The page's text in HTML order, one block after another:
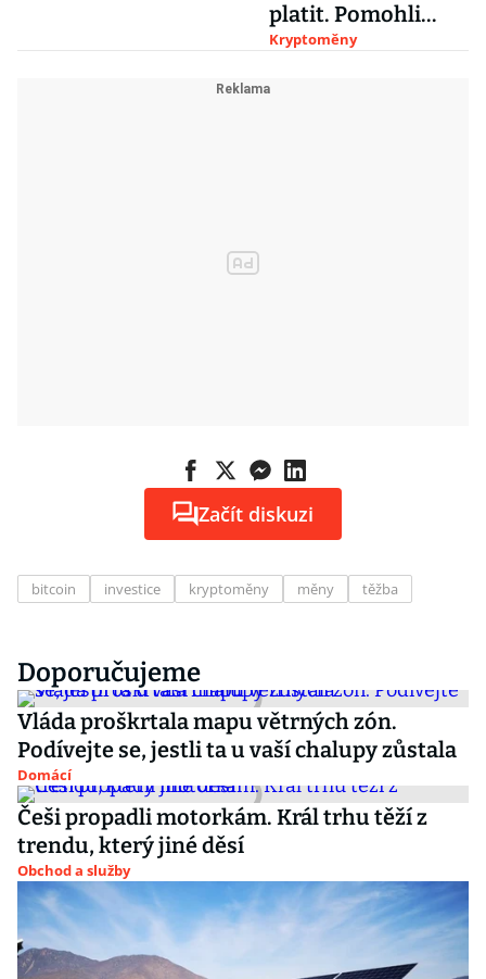
platit. Pomohli
tomu i Češi
Kryptoměny
Začít diskuzi
bitcoin investice kryptoměny měny těžba
Doporučujeme
Vláda proškrtala mapu větrných zón.
Podívejte se, jestli ta u vaší chalupy zůstala
Domácí
Češi propadli motorkám. Král trhu těží z
trendu, který jiné děsí
Obchod a služby